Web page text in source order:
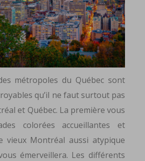
métropoles du Québec sont
qu’il ne faut surtout pas
et Québec. La première vous
colorées accueillantes et
vieux Montréal aussi atypique
émerveillera. Les différents